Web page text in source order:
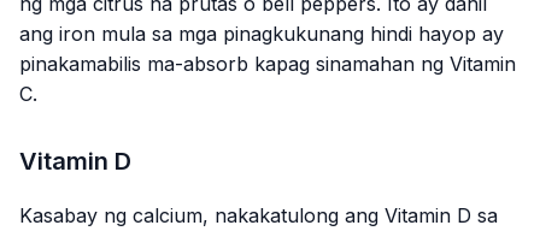
ang iron mula sa mga pinagkukunang hindi hayop ay
pinakamabilis ma-absorb kapag sinamahan ng Vitamin
C.
Vitamin D
Kasabay ng calcium, nakakatulong ang Vitamin D sa